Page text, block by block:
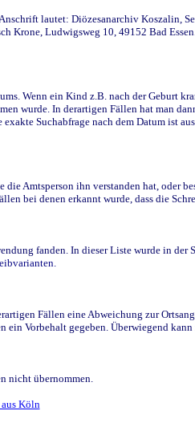
lautet: Diözesanarchiv Koszalin,
Krone, Ludwigsweg 10, 49152 Bad
Wenn ein Kind z.B. nach der Geburt
wurde. In derartigen Fällen hat man
Suchabfrage nach dem Datum ist
Amtsperson ihn verstanden hat, oder
bei denen erkannt wurde, dass die
fanden. In dieser Liste wurde in der
Fällen eine Abweichung zur
Vorbehalt gegeben. Überwiegend
nicht übernommen.
Köln